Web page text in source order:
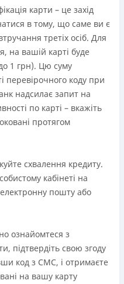
карти – це захід
в тому, що саме ви є
третіх осіб. Для
на вашій карті буде
1 грн). Цю суму
перевірочного коду при
надсилає запит на
по карті – вкажіть
протягом
схвалення кредиту.
кабінеті на
пошту або
ознайомтеся з
підтвердіть свою згоду
код з СМС, і отримаєте
на вашу карту